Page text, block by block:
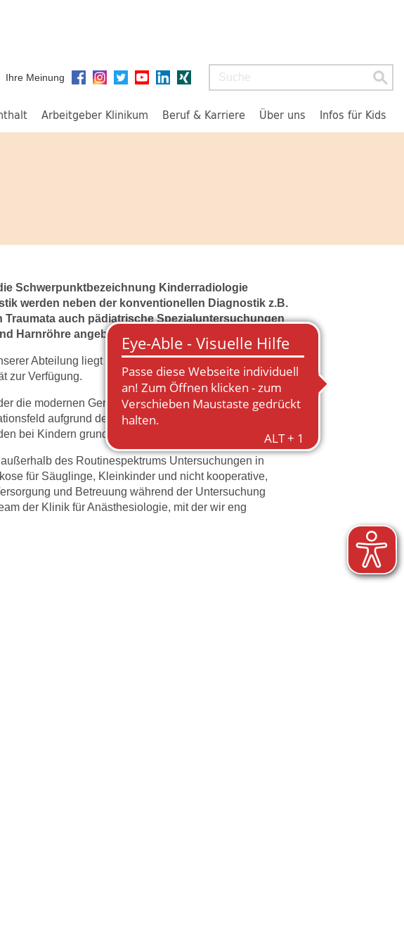
Ihre Meinung Suchbegriff
Arbeitgeber Klinikum Beruf & Karriere Über uns Infos für Kids
Schwerpunktbezeichnung Kinderradiologie
werden neben der konventionellen Diagnostik z.B.
auch pädiatrische Spezialuntersuchungen
Harnröhre angeboten.
Abteilung liegt in der Ultraschalldiagnostik. Hierfür
zur Verfügung.
die modernen Gerätetechnologien (CT und MRT) an.
aufgrund der Strahlenbelastung jedoch deutlich
bei Kindern grundsätzlich dosisreduziert durchgeführt.
des Routinespektrums Untersuchungen in
für Säuglinge, Kleinkinder und nicht kooperative,
und Betreuung während der Untersuchung
der Klinik für Anästhesiologie, mit der wir eng